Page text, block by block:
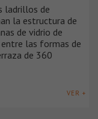
ladrillos de
la estructura de
de vidrio de
las formas de
de 360
VER +